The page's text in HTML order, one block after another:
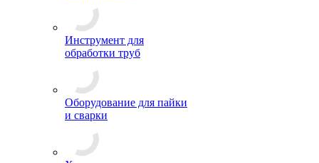
Инструмент для
обработки труб
Оборудование для пайки
и сварки